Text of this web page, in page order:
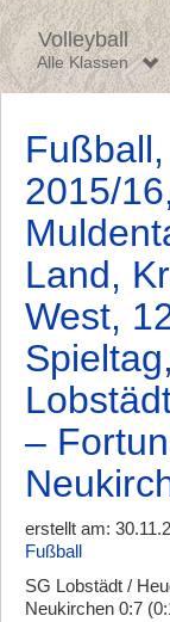
Volleyball
Alle Klassen
2015/16,
Land,
West,
–
erstellt am:
Fußball
SG Lobstädt /
Neukirchen 0:7